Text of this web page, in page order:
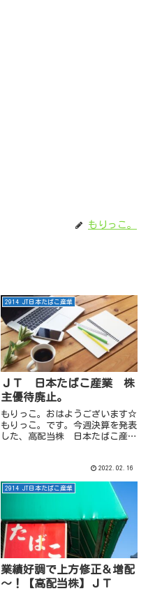
もりっこ。
2914 JT日本たばこ産業
ＪＴ 日本たばこ産業 株
主優待廃止。
もりっこ。おはようございます☆
もりっこ。です。今週決算を発表
した、高配当株 日本たばこ産
表も気になるなるのですが、発表
資料をまだ目を通せていないため
そちらはもう少しお待ちくださ
2022.02.16
2914 JT日本たばこ産業
業績好調で上方修正＆増配
～！【高配当株】ＪＴ